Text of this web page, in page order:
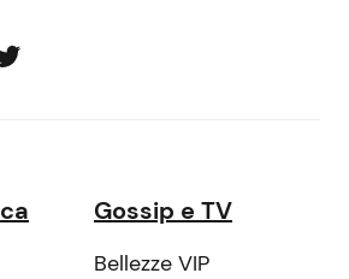
Gossip e TV
Bellezze VIP